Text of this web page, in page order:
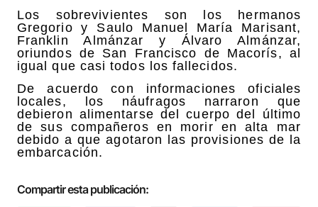
Los sobrevivientes son los hermanos
Gregorio y Saulo Manuel María Marisant,
Franklin Almánzar y Álvaro Almánzar,
oriundos de San Francisco de Macorís, al
igual que casi todos los fallecidos.
De acuerdo con informaciones oficiales
locales, los náufragos narraron que
debieron alimentarse del cuerpo del último
de sus compañeros en morir en alta mar
debido a que agotaron las provisiones de la
embarcación.
Compartir esta publicación: